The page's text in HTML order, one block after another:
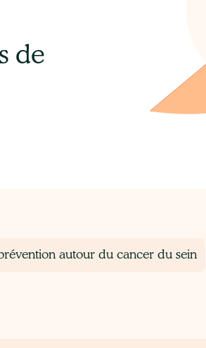
de
autour du cancer du sein